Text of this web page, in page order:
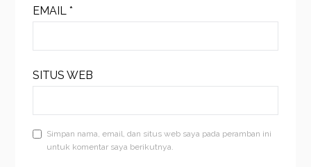
EMAIL*
SITUS WEB
Simpan nama, email, dan situs web saya pada peramban ini
untuk komentar saya berikutnya.